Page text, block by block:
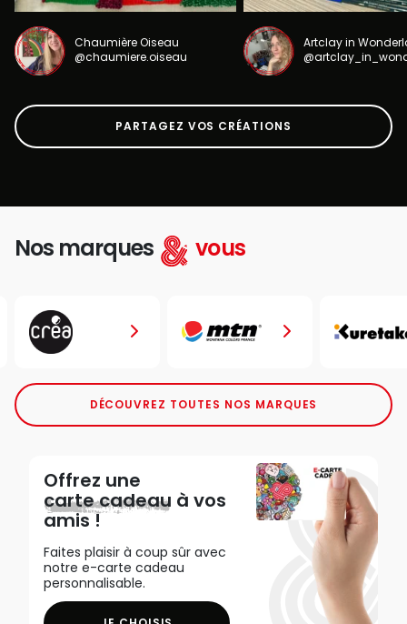
Chaumière Oiseau
@chaumiere.oiseau
Artclay in
PARTAGEZ VOS CRÉATIONS
Nos marques vous
DÉCOUVREZ TOUTES NOS MARQUES
Offrez une
carte cadeau à vos
amis !
Faites plaisir à coup sûr avec
notre e-carte cadeau
personnalisable.